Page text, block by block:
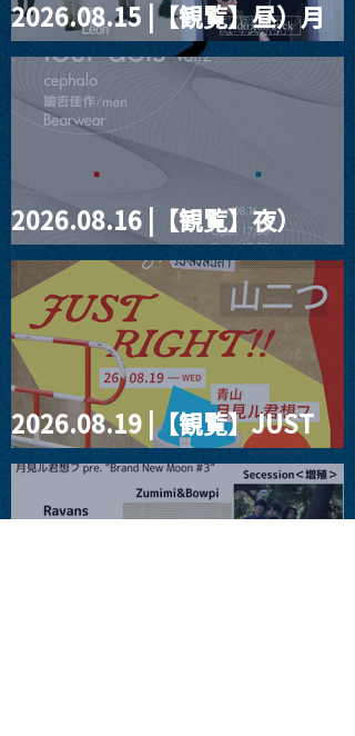
2026.08.15 |【観覧】昼）月
見ルpre.『POLYHEDRON』
2026.08.16 |【観覧】夜）
four dots vol.2
2026.08.19 |【観覧】JUST
RIGHT!! vol.27